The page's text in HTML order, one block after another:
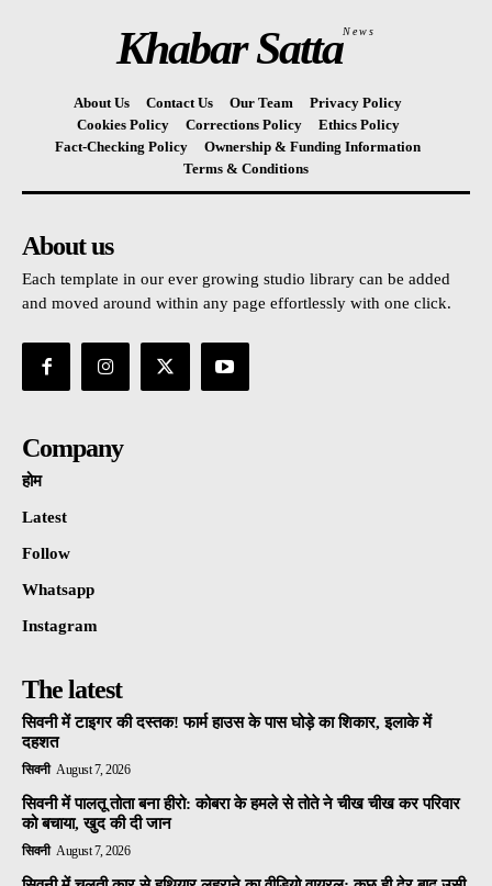
Khabar SattaNews
About Us Contact Us Our Team
Privacy Policy
Cookies Policy
Corrections Policy
Ethics Policy
Fact-Checking Policy
Ownership & Funding Information
Terms & Conditions
About us
Each template in our ever growing studio library can be added
and moved around within any page effortlessly with one click.
Company
होम
Latest
Follow
Whatsapp
Instagram
The latest
सिवनी में टाइगर की दस्तक! फार्म हाउस के पास घोड़े का शिकार, इलाके में
दहशत
सिवनी August 7, 2026
सिवनी में पालतू तोता बना हीरो: कोबरा के हमले से तोते ने चीख चीख कर परिवार
को बचाया, खुद की दी जान
सिवनी August 7, 2026